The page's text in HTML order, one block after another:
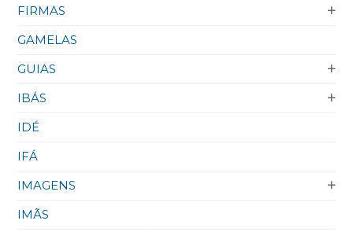
FIRMAS
GAMELAS
GUIAS
IBÁS
IDÉ
IFÁ
IMAGENS
IMÃS